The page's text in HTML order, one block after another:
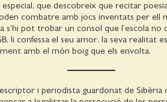
que descobreix que recitar
combatre amb jocs inventats per ell
s’hi pot trobar un consol que l’escola
li confessa el seu amor, la seva realitat
amb el món boig que els envolta.
i periodista guardonat de Sibèria